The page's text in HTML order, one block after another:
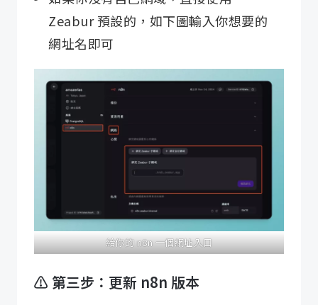
Zeabur 預設的，如下圖輸入你想要的
網址名即可
給你的 n8n 一個網址入口
⚠️ 第三步：更新 n8n 版本